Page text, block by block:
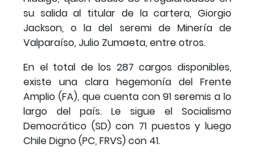
su salida al titular de la cartera, Giorgio
Jackson, o la del seremi de Minería de
Valparaíso, Julio Zumaeta, entre otros.
En el total de los 287 cargos disponibles,
existe una clara hegemonía del Frente
Amplio (FA), que cuenta con 91 seremis a lo
largo del país. Le sigue el Socialismo
Democrático (SD) con 71 puestos y luego
Chile Digno (PC, FRVS) con 41.